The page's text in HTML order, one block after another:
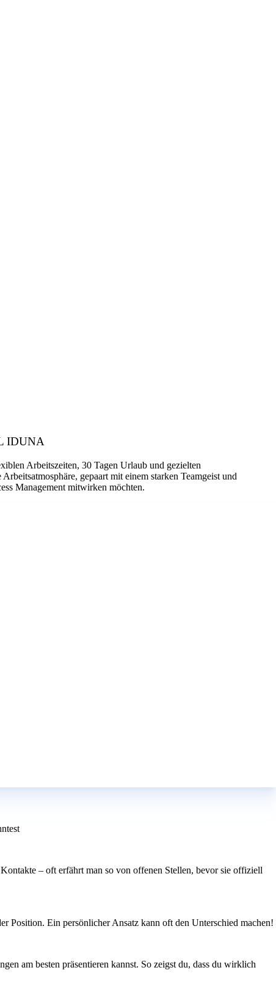
IDUNA
Arbeitszeiten, 30 Tagen Urlaub und gezielten
gepaart mit einem starken Teamgeist und
Management mitwirken möchten.
– oft erfährt man so von offenen Stellen, bevor sie offiziell
Position. Ein persönlicher Ansatz kann oft den Unterschied machen!
am besten präsentieren kannst. So zeigst du, dass du wirklich